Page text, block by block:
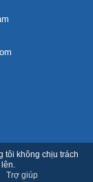
tôi không chịu trách
Trợ giúp